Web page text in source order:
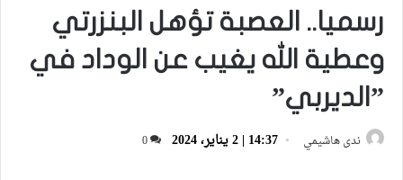
رسميا.. العصبة تؤهل البنزرتي
وعطية الله يغيب عن الوداد في
”الديربي”
ندى هاشيمي 14:37 | 2 يناير، 2024 0